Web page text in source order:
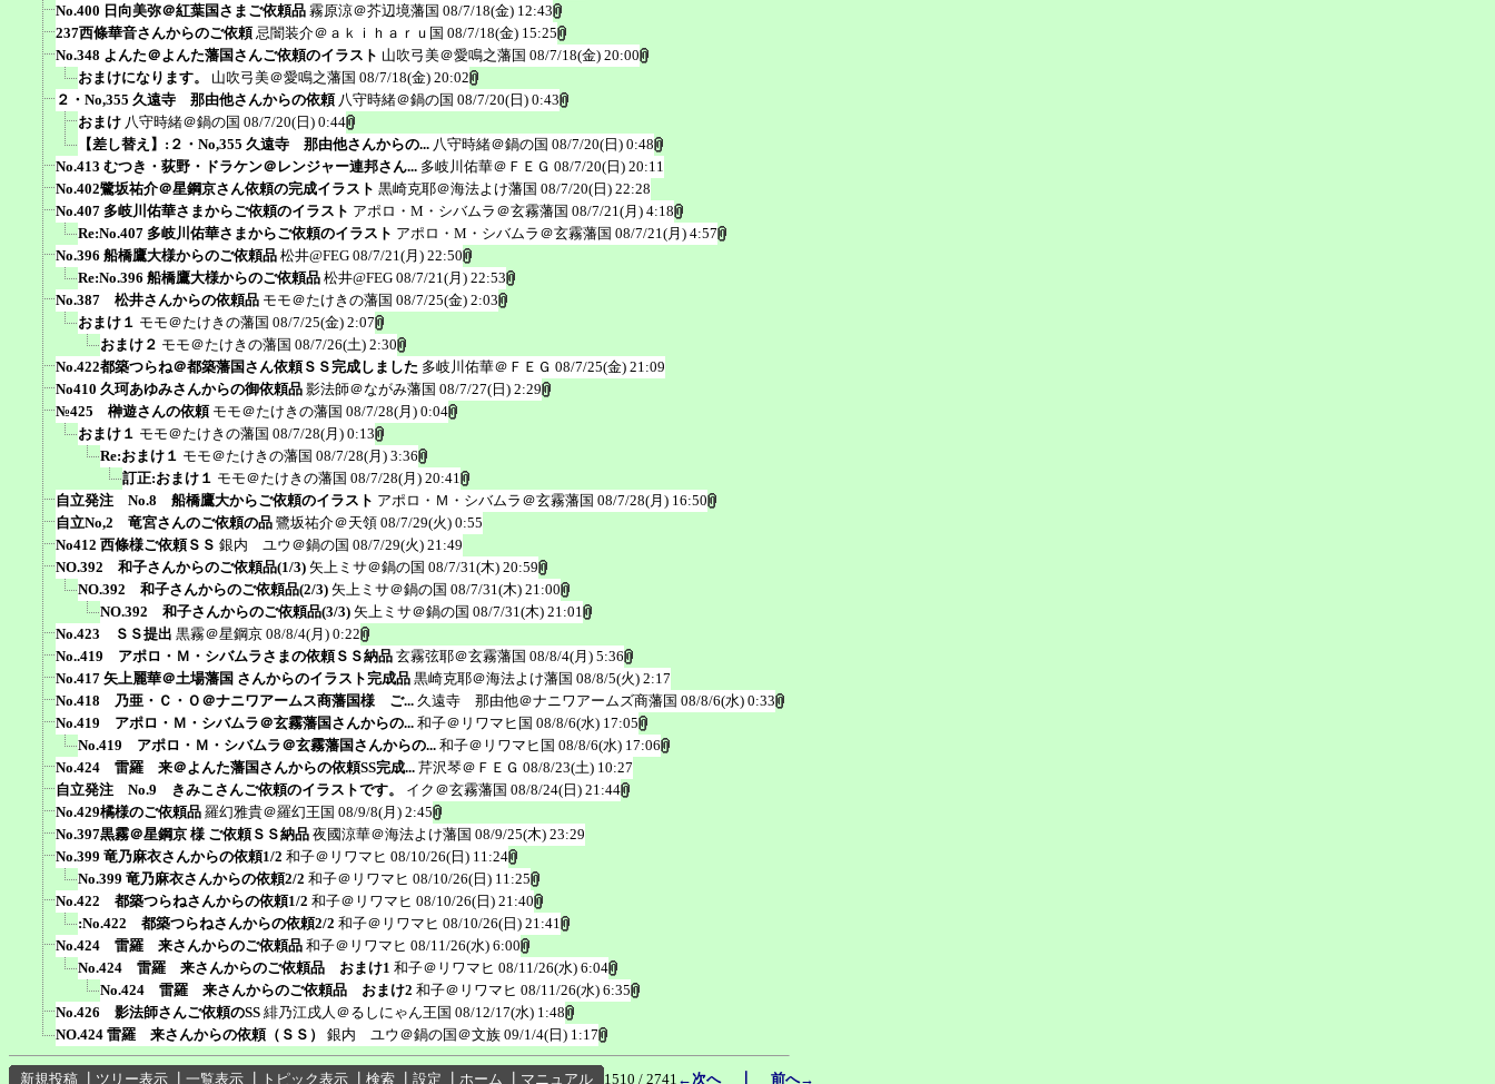
No.400 日向美弥＠紅葉国さまご依頼品 霧原涼＠芥辺境藩国 08/7/18(金) 12:43
237西條華音さんからのご依頼 忌闇装介＠ａｋｉｈａｒｕ国 08/7/18(金) 15:25
No.348 よんた＠よんた藩国さんご依頼のイラスト 山吹弓美＠愛鳴之藩国 08/7/18(金) 20:00
おまけになります。
山吹弓美＠愛鳴之藩国 08/7/18(金) 20:02
２・No,355 久遠寺 那由他さんからの依頼 八守時緒＠鍋の国 08/7/20(日) 0:43
おまけ 八守時緒＠鍋の国 08/7/20(日) 0:44
【差し替え】:２・No,355 久遠寺 那由他さんからの... 八守時緒＠鍋の国 08/7/20(日) 0:48
No.413 むつき・荻野・ドラケン＠レンジャー連邦さん... 多岐川佑華＠ＦＥＧ 08/7/20(日) 20:11
No.402鷺坂祐介＠星鋼京さん依頼の完成イラスト 黒崎克耶＠海法よけ藩国 08/7/20(日) 22:28
No.407 多岐川佑華さまからご依頼のイラスト アポロ・M・シバムラ＠玄霧藩国 08/7/21(月) 4:18
Re:No.407 多岐川佑華さまからご依頼のイラスト アポロ・M・シバムラ＠玄霧藩国 08/7/21(月) 4:57
No.396 船橋鷹大様からのご依頼品 松井@FEG 08/7/21(月) 22:50
Re:No.396 船橋鷹大様からのご依頼品 松井@FEG 08/7/21(月) 22:53
No.387 松井さんからの依頼品 モモ＠たけきの藩国 08/7/25(金) 2:03
おまけ１ モモ＠たけきの藩国 08/7/25(金) 2:07
おまけ２ モモ＠たけきの藩国 08/7/26(土) 2:30
No.422都築つらね＠都築藩国さん依頼ＳＳ完成しました 多岐川佑華＠ＦＥＧ 08/7/25(金) 21:09
No410 久珂あゆみさんからの御依頼品 影法師＠ながみ藩国 08/7/27(日) 2:29
№425 榊遊さんの依頼 モモ＠たけきの藩国 08/7/28(月) 0:04
おまけ１ モモ＠たけきの藩国 08/7/28(月) 0:13
Re:おまけ１ モモ＠たけきの藩国 08/7/28(月) 3:36
訂正:おまけ１ モモ＠たけきの藩国 08/7/28(月) 20:41
自立発注 No.8 船橋鷹大からご依頼のイラスト アポロ・Ｍ・シバムラ＠玄霧藩国 08/7/28(月) 16:50
自立No,2 竜宮さんのご依頼の品 鷺坂祐介＠天領 08/7/29(火) 0:55
No412 西條様ご依頼ＳＳ 銀内 ユウ＠鍋の国 08/7/29(火) 21:49
NO.392 和子さんからのご依頼品(1/3) 矢上ミサ＠鍋の国 08/7/31(木) 20:59
NO.392 和子さんからのご依頼品(2/3) 矢上ミサ＠鍋の国 08/7/31(木) 21:00
NO.392 和子さんからのご依頼品(3/3) 矢上ミサ＠鍋の国 08/7/31(木) 21:01
No.423 ＳＳ提出 黒霧＠星鋼京 08/8/4(月) 0:22
No..419 アポロ・Ｍ・シバムラさまの依頼ＳＳ納品 玄霧弦耶＠玄霧藩国 08/8/4(月) 5:36
No.417 矢上麗華＠土場藩国 さんからのイラスト完成品 黒崎克耶＠海法よけ藩国 08/8/5(火) 2:17
No.418 乃亜・Ｃ・Ｏ＠ナニワアームス商藩国様 ご... 久遠寺 那由他＠ナニワアームズ商藩国 08/8/6(水) 0:33
No.419 アポロ・Ｍ・シバムラ＠玄霧藩国さんからの... 和子＠リワマヒ国 08/8/6(水) 17:05
No.419 アポロ・Ｍ・シバムラ＠玄霧藩国さんからの... 和子＠リワマヒ国 08/8/6(水) 17:06
No.424 雷羅 来＠よんた藩国さんからの依頼SS完成... 芹沢琴＠ＦＥＧ 08/8/23(土) 10:27
自立発注 No.9 きみこさんご依頼のイラストです。
イク＠玄霧藩国 08/8/24(日) 21:44
No.429橘様のご依頼品 羅幻雅貴＠羅幻王国 08/9/8(月) 2:45
No.397黒霧＠星鋼京 様 ご依頼ＳＳ納品 夜國涼華＠海法よけ藩国 08/9/25(木) 23:29
No.399 竜乃麻衣さんからの依頼1/2 和子＠リワマヒ 08/10/26(日) 11:24
No.399 竜乃麻衣さんからの依頼2/2 和子＠リワマヒ 08/10/26(日) 11:25
No.422 都築つらねさんからの依頼1/2 和子＠リワマヒ 08/10/26(日) 21:40
:No.422 都築つらねさんからの依頼2/2 和子＠リワマヒ 08/10/26(日) 21:41
No.424 雷羅 来さんからのご依頼品 和子＠リワマヒ 08/11/26(水) 6:00
No.424 雷羅 来さんからのご依頼品 おまけ1 和子＠リワマヒ 08/11/26(水) 6:04
No.424 雷羅 来さんからのご依頼品 おまけ2 和子＠リワマヒ 08/11/26(水) 6:35
No.426 影法師さんご依頼のSS 緋乃江戌人＠るしにゃん王国 08/12/17(水) 1:48
NO.424 雷羅 来さんからの依頼（ＳＳ）
銀内 ユウ＠鍋の国＠文族 09/1/4(日) 1:17
新規投稿 ツリー表示 一覧表示 トピック表示 検索 設定 ホーム マニュアル 1510 / 2741 ←次へ｜ 前へ→